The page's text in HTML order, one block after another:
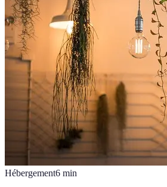
Hébergement6 min